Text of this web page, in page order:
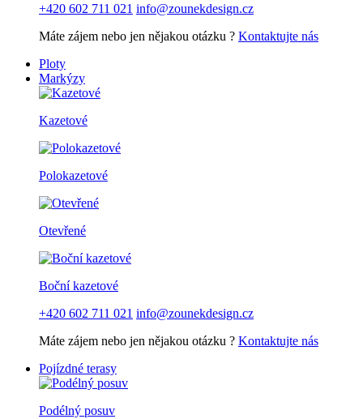
+420 602 711 021 info@zounekdesign.cz
Máte zájem nebo jen nějakou otázku ? Kontaktujte nás
Ploty
Markýzy
Kazetové
Polokazetové
Otevřené
Boční kazetové
+420 602 711 021 info@zounekdesign.cz
Máte zájem nebo jen nějakou otázku ? Kontaktujte nás
Pojízdné terasy
Podélný posuv